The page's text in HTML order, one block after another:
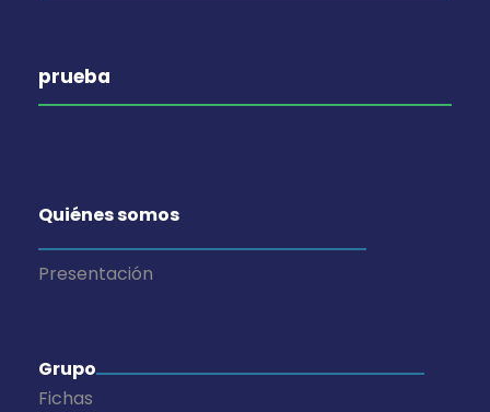
prueba
Quiénes somos
Presentación
Grupo
Fichas